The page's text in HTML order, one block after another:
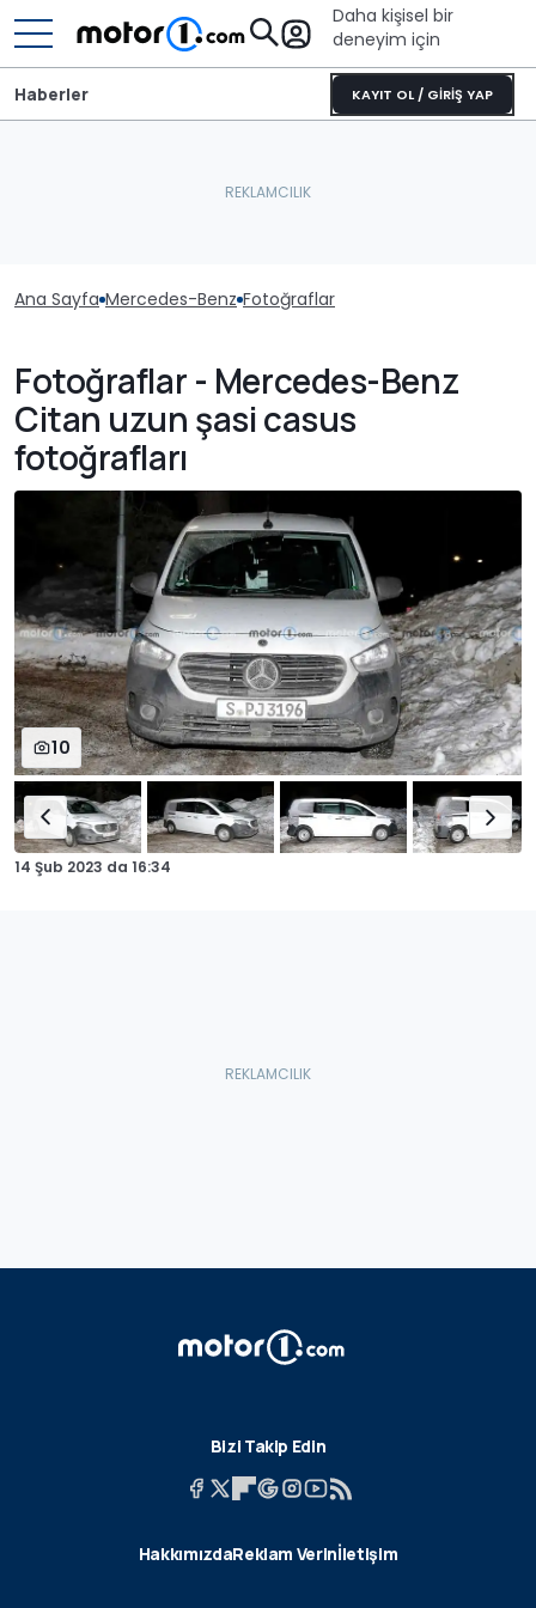
Daha kişisel bir
deneyim için
KAYIT OL / GİRİŞ YAP
Haberler
Ana Sayfa Mercedes-Benz Fotoğraflar
Fotoğraflar - Mercedes-Benz
Citan uzun şasi casus
fotoğrafları
10
14 Şub 2023 da 16:34
Bizi Takip Edin
HakkımızdaReklam Verinİletişim